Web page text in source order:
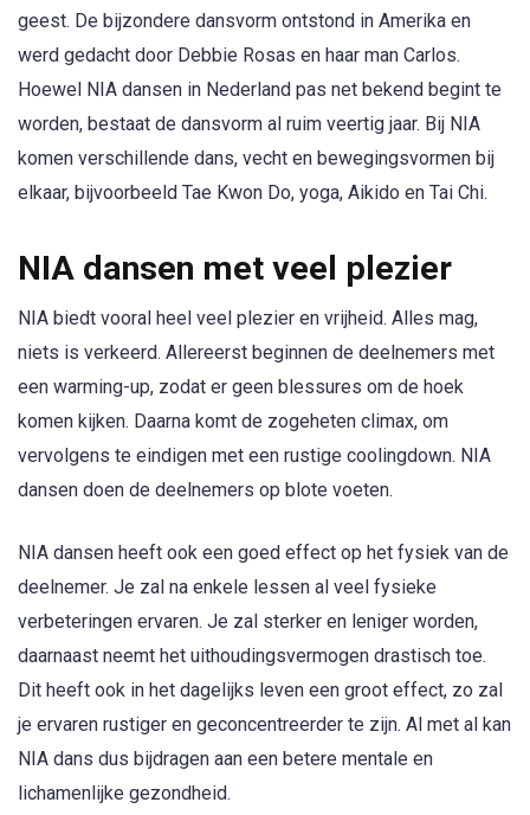
geest. De bijzondere dansvorm ontstond in Amerika en
werd gedacht door Debbie Rosas en haar man Carlos.
Hoewel NIA dansen in Nederland pas net bekend begint te
worden, bestaat de dansvorm al ruim veertig jaar. Bij NIA
komen verschillende dans, vecht en bewegingsvormen bij
elkaar, bijvoorbeeld Tae Kwon Do, yoga, Aikido en Tai Chi.
NIA dansen met veel plezier
NIA biedt vooral heel veel plezier en vrijheid. Alles mag,
niets is verkeerd. Allereerst beginnen de deelnemers met
een warming-up, zodat er geen blessures om de hoek
komen kijken. Daarna komt de zogeheten climax, om
vervolgens te eindigen met een rustige coolingdown. NIA
dansen doen de deelnemers op blote voeten.
NIA dansen heeft ook een goed effect op het fysiek van de
deelnemer. Je zal na enkele lessen al veel fysieke
verbeteringen ervaren. Je zal sterker en leniger worden,
daarnaast neemt het uithoudingsvermogen drastisch toe.
Dit heeft ook in het dagelijks leven een groot effect, zo zal
je ervaren rustiger en geconcentreerder te zijn. Al met al kan
NIA dans dus bijdragen aan een betere mentale en
lichamenlijke gezondheid.